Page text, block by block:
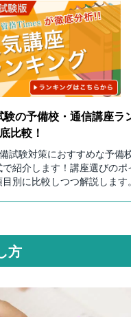
の予備校・通信講座ラ
比較！
試験対策におすすめな予備
紹介します！講座選びのポ
別に比較しつつ解説します
方